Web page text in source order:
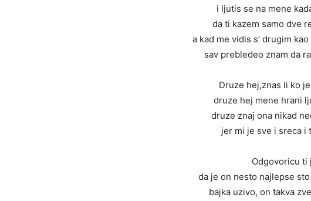
i ljutis se na mene
da ti kazem samo dve
a kad me vidis s’ drugim
sav prebledeo znam da
Druze hej,znas li ko
druze hej mene hrani
druze znaj ona nikad
jer mi je sve i sreca i
Odgovoricu ti
da je on nesto najlepse
bajka uzivo, on takva